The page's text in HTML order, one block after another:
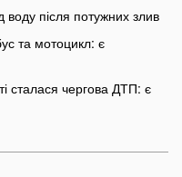
воду після потужних злив
та мотоцикл: є
сталася чергова ДТП: є